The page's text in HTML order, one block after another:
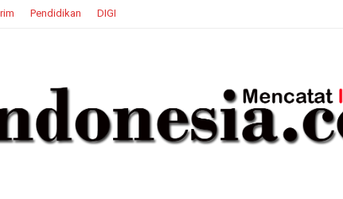
Pendidikan DIGI